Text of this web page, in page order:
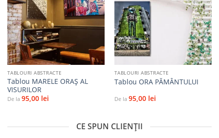
Adaugă
la
favorite
TABLOURI ABSTRACTE
Tablou MARELE ORAȘ AL
VISURILOR
De la 95,00 lei
Adaugă
la
favorite
TABLOURI ABSTRACTE
Tablou ORA PĂMÂNTULUI
De la 95,00 lei
CE SPUN CLIENȚII